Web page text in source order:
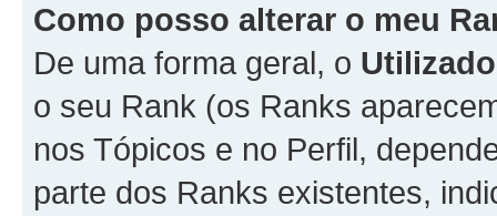
Como posso alterar o meu
De uma forma geral, o
o seu Rank (os Ranks
nos Tópicos e no Perfil,
parte dos Ranks existentes,